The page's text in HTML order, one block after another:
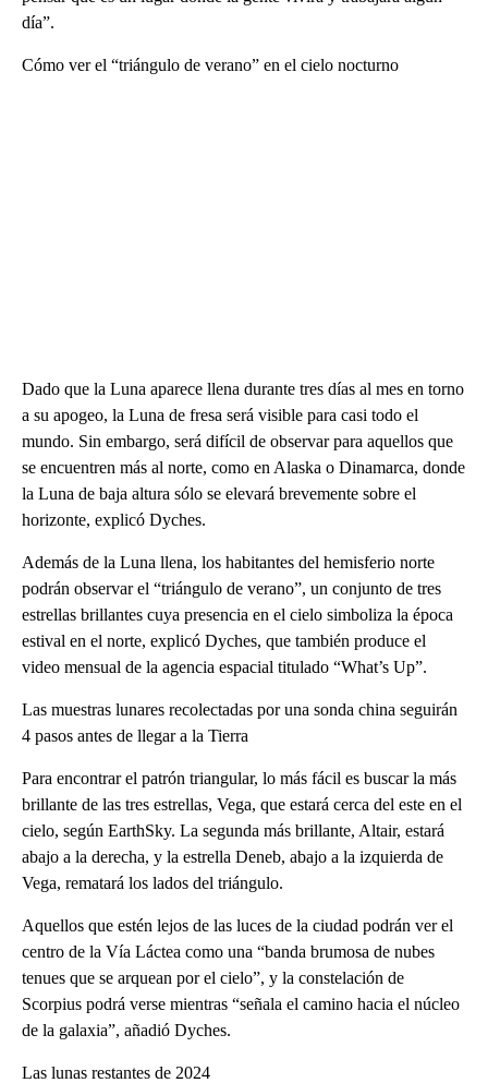
día”.
Cómo ver el “triángulo de verano” en el cielo nocturno
Dado que la Luna aparece llena durante tres días al mes en torno
a su apogeo, la Luna de fresa será visible para casi todo el
mundo. Sin embargo, será difícil de observar para aquellos que
se encuentren más al norte, como en Alaska o Dinamarca, donde
la Luna de baja altura sólo se elevará brevemente sobre el
horizonte, explicó Dyches.
Además de la Luna llena, los habitantes del hemisferio norte
podrán observar el “triángulo de verano”, un conjunto de tres
estrellas brillantes cuya presencia en el cielo simboliza la época
estival en el norte, explicó Dyches, que también produce el
video mensual de la agencia espacial titulado “What’s Up”.
Las muestras lunares recolectadas por una sonda china seguirán
4 pasos antes de llegar a la Tierra
Para encontrar el patrón triangular, lo más fácil es buscar la más
brillante de las tres estrellas, Vega, que estará cerca del este en el
cielo, según EarthSky. La segunda más brillante, Altair, estará
abajo a la derecha, y la estrella Deneb, abajo a la izquierda de
Vega, rematará los lados del triángulo.
Aquellos que estén lejos de las luces de la ciudad podrán ver el
centro de la Vía Láctea como una “banda brumosa de nubes
tenues que se arquean por el cielo”, y la constelación de
Scorpius podrá verse mientras “señala el camino hacia el núcleo
de la galaxia”, añadió Dyches.
Las lunas restantes de 2024